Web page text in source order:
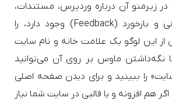
زیرمنو آن درباره وردپرس، مستندات،
انجمن‌های پشتیبانی و بازخورد (Feedback) وجود دارد، را
این لوگو یک علامت خانه و نام سایت
نگه‌داشتن ماوس بر روی آن می‌توانید
را ببینید و برای دیدن صفحه اصلی
هم افزونه و یا قالبی در سایت شما نیاز